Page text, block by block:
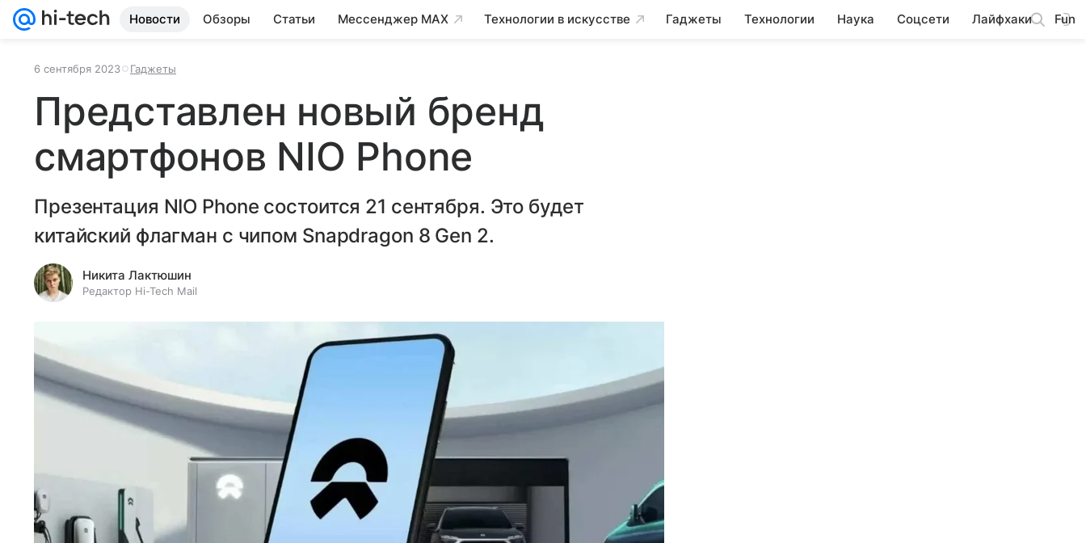
Новости Обзоры Статьи Мессенджер MAX Технологии в искусстве Гаджеты Технологии Наука Соцсети Лайфхаки Fun
6 сентября 2023 Гаджеты
Представлен новый бренд
смартфонов NIO Phone
Презентация NIO Phone состоится 21 сентября. Это будет
китайский флагман с чипом Snapdragon 8 Gen 2.
Никита Лактюшин
Редактор Hi-Tech Mail